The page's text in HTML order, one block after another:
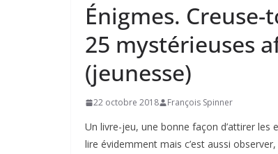
Énigmes.
25 mystérieuses
(jeunesse)
22 octobre 2018 François Spinner
Un livre-jeu, une bonne façon d’attirer les
lire évidemment mais c’est aussi